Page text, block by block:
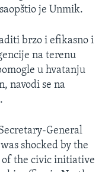
je Unmik.
brzo i efikasno i
na terenu
u hvatanju
navodi se na
General
shocked by the
the civic initiative